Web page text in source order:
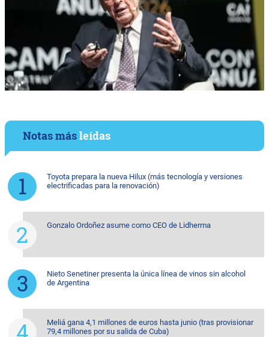
Notas másleídas
Toyota prepara la nueva Hilux (más tecnología y versiones
electrificadas para la renovación)
Gonzalo Ordoñez asume como CEO de Lidherma
Nieto Senetiner presenta la única línea de vinos sin alcohol
de Argentina
Meliá gana 4,1 millones de euros hasta junio (tras provisionar
79,4 millones por su salida de Cuba)